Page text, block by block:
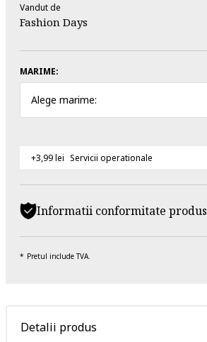
Vandut de
Fashion Days
MARIME:
Alege marime:
+3,99 lei Servicii operationale
Informatii conformitate produs
Pretul include TVA.
Detalii produs